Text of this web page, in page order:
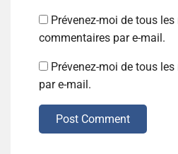
Prévenez-moi de tous
commentaires par e-mail.
Prévenez-moi de tous
par e-mail.
Post Comment